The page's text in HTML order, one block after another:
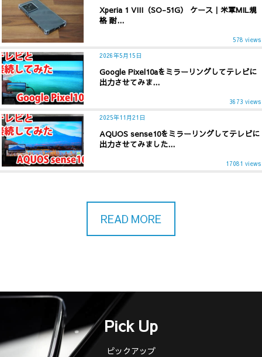
Xperia 1 VIII（SO-51G） ケース｜米軍MIL規
格 耐...
578 views
2026年5月15日
Google Pixel10aをミラーリングしてテレビに
出力させてみま...
3673 views
2025年11月21日
AQUOS sense10をミラーリングしてテレビに
出力させてみました...
17081 views
READ MORE
Pick Up
ピックアップ